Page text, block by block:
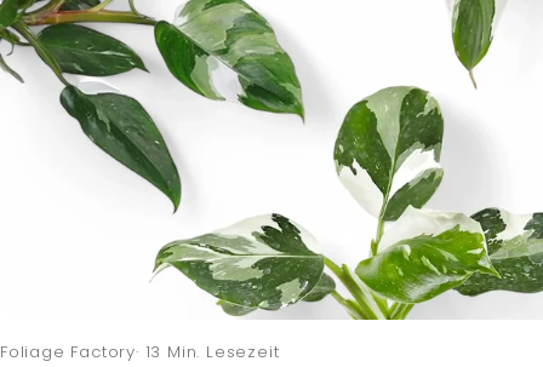
Foliage Factory· 13 Min. Lesezeit